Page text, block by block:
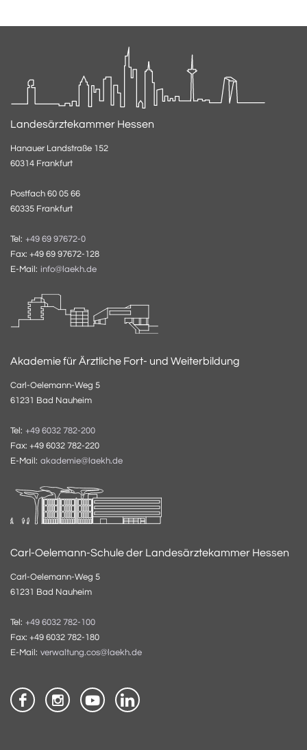
Landesärztekammer Hessen
Hanauer Landstraße 152
60314 Frankfurt
Postfach 60 05 66
60335 Frankfurt
Tel: +49 69 97672-0
Fax: +49 69 97672-128
E-Mail: info@laekh.de
Akademie für Ärztliche Fort- und Weiterbildung
Carl-Oelemann-Weg 5
61231 Bad Nauheim
Tel: +49 6032 782-200
Fax: +49 6032 782-220
E-Mail: akademie@laekh.de
Carl-Oelemann-Schule der Landesärztekammer Hessen
Carl-Oelemann-Weg 5
61231 Bad Nauheim
Tel: +49 6032 782-100
Fax: +49 6032 782-180
E-Mail: verwaltung.cos@laekh.de